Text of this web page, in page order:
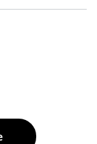
quantity